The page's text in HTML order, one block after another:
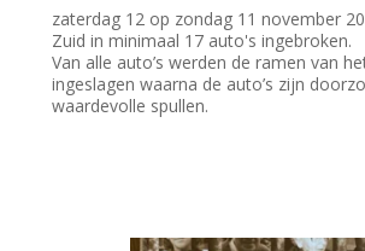
zaterdag 12 op zondag 11 november
Zuid in minimaal 17 auto's ingebroken.
Van alle auto’s werden de ramen van
ingeslagen waarna de auto’s zijn
waardevolle spullen.